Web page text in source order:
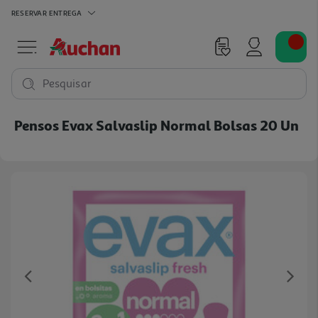
RESERVAR ENTREGA
Pesquisar
Pensos Evax Salvaslip Normal Bolsas 20 Un
Previous